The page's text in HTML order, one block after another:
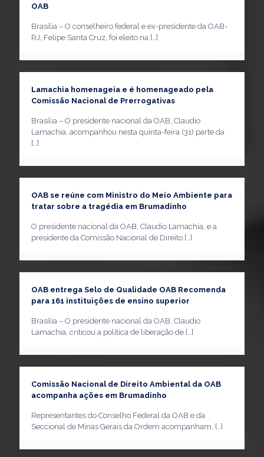
OAB
Brasília – O conselheiro federal e ex-presidente da OAB-
RJ, Felipe Santa Cruz, foi eleito na […]
Lamachia homenageia e é homenageado pela
Comissão Nacional de Prerrogativas
Brasília – O presidente nacional da OAB, Claudio
Lamachia, acompanhou nesta quinta-feira (31) parte da
[…]
OAB se reúne com Ministro do Meio Ambiente para
tratar sobre a tragédia em Brumadinho
O presidente nacional da OAB, Claudio Lamachia, e a
presidente da Comissão Nacional de Direito […]
OAB entrega Selo de Qualidade OAB Recomenda
para 161 instituições de ensino superior
Brasília – O presidente nacional da OAB, Claudio
Lamachia, criticou a política de liberação de […]
Comissão Nacional de Direito Ambiental da OAB
acompanha ações em Brumadinho
Representantes do Conselho Federal da OAB e da
Seccional de Minas Gerais da Ordem acompanham, […]